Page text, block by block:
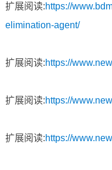
扩展阅读:https://
elimination-agent/
扩展阅读:https://
扩展阅读:https://
扩展阅读:https://